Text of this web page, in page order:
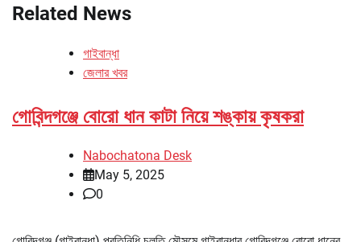
Related News
গাইবান্ধা
জেলার খবর
গোবিন্দগঞ্জে বোরো ধান কাটা নিয়ে শঙ্কায় কৃষকরা
Nabochatona Desk
May 5, 2025
0